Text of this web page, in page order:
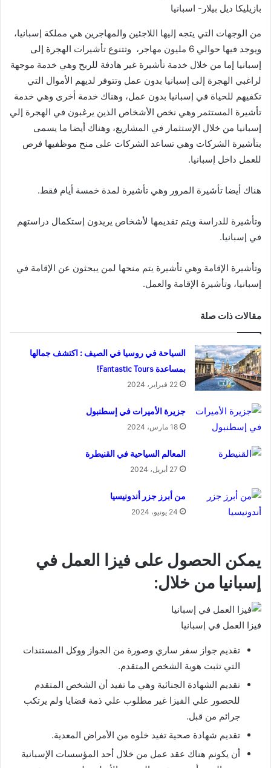
بازيليكا ديل بيلار- اسبانيا
من الوجهات التي يتجه إليها اللاجئين والمهاجرين هي مملكة إسبانيا،
ويوجد فيها حوالي 6 مليون مهاجر، وتتنوع تأشيرات الهجرة إلى
إسبانيا إما من خلال خدمة تأشيرة غير هادفة للربح وهي خدمة موجهة
لراغبي الهجرة إلى إسبانيا بدون عمل وتتوفر لديهم الأموال التي
تكفيهم للحياة في إسبانيا بدون عمل، وهناك خدمة أخرى وهي خدمة
تأشيرة المستثمر وهي نخص الأشخاص الذين يرغبون في الهجرة إلي
إسبانيا من خلال الإستثمار في المشاريع، وهناك أيضا ما يسمى
بتأشيرة الشركات وهي تساعد الشركات على منح موظفيها فرص
للعمل داخل إسبانيا.
هناك أيضا تأشيرة المرور وهي تأشيرة لمدة خمسة أيام فقط.
وتأشيرة للدراسة ويتم تقديمها لأشخاص يريدون إستكمال دراستهم
في إسبانيا.
وتأشيرة الإقامة وهي تأشيرة يتم منحها لمن يبحثون عن الإقامة في
إسبانيا، وتأشيرة الإقامة والعمل.
مقالات ذات صلة
السياحة في روسيا في الصيف : اكتشف جمالها
بمساعدة Fantastic Tours!
22 فبراير، 2024
جزيرة الأميرات في إسطنبول
18 مارس، 2024
المعالم السياحية في القنيطرة
27 أبريل، 2024
من أبرز جزر أندونيسيا
24 يونيو، 2024
يمكن الحصول على فيزا العمل في
إسبانيا من خلال:
فيزا العمل في إسبانيا
تقديم جواز سفر ساري وصورة من الجواز ووكل المستندات
التي تثبت هوية الشخص المتقدم.
تقديم الشهادة الجنائية وهي ما تفيد أن الشخص المتقدم
للحصور علي الفيزا غير مطلوب علي ذمة قضايا ولم يرتكب
جرائم من قبل.
تقديم شهادة صحية تفيد خلوه من الأمراض المعدية.
أن يكونم هناك عقد عمل من خلال أحد المؤسسات الإسبانية